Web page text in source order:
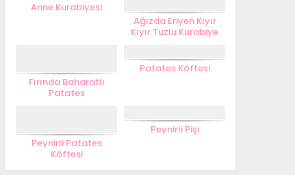
Anne Kurabiyesi
Ağızda Eriyen Kıyır
Kıyır Tuzlu Kurabiye
Fırında Baharatlı
Patates
Patates Köftesi
Peynirli Patates
Köftesi
Peynirli Pişi